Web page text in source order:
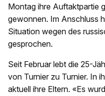
Montag ihre Auftaktpartie
gewonnen. Im Anschluss
Situation wegen des
gesprochen.
Seit Februar lebt die 25-
von Turnier zu Turnier. In
aktuell ihre Eltern. «Es